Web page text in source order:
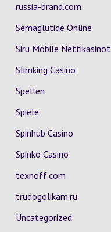
russia-brand.com
Semaglutide Online
Siru Mobile Nettikasinot
Slimking Casino
Spellen
Spiele
Spinhub Casino
Spinko Casino
texnoff.com
trudogolikam.ru
Uncategorized